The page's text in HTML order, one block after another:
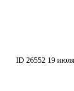
ID 26552 19